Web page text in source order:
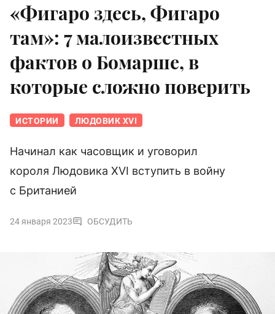
«Фигаро здесь, Фигаро
там»: 7 малоизвестных
фактов о Бомарше, в
которые сложно поверить
ИСТОРИИ ЛЮДОВИК XVI
Начинал как часовщик и уговорил
короля Людовика XVI вступить в войну
с Британией
24 января 2023 ОБСУДИТЬ